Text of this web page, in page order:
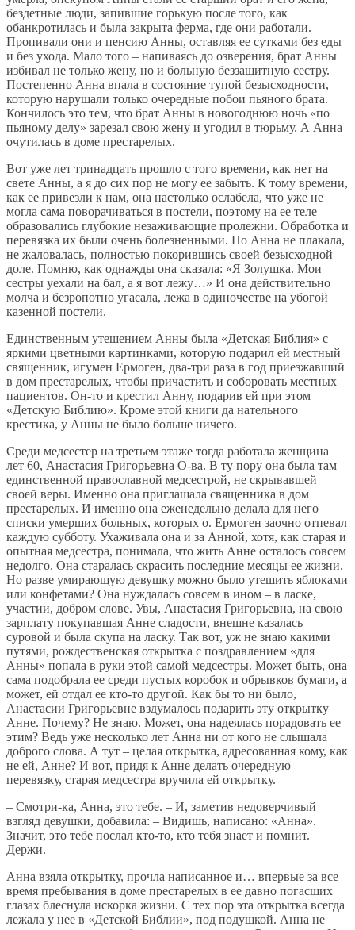
бездетные люди, запившие горькую после того, как
обанкротилась и была закрыта ферма, где они работали.
Пропивали они и пенсию Анны, оставляя ее сутками без еды
и без ухода. Мало того – напиваясь до озверения, брат Анны
избивал не только жену, но и больную беззащитную сестру.
Постепенно Анна впала в состояние тупой безысходности,
которую нарушали только очередные побои пьяного брата.
Кончилось это тем, что брат Анны в новогоднюю ночь «по
пьяному делу» зарезал свою жену и угодил в тюрьму. А Анна
очутилась в доме престарелых.
Вот уже лет тринадцать прошло с того времени, как нет на
свете Анны, а я до сих пор не могу ее забыть. К тому времени,
как ее привезли к нам, она настолько ослабела, что уже не
могла сама поворачиваться в постели, поэтому на ее теле
образовались глубокие незаживающие пролежни. Обработка и
перевязка их были очень болезненными. Но Анна не плакала,
не жаловалась, полностью покорившись своей безысходной
доле. Помню, как однажды она сказала: «Я Золушка. Мои
сестры уехали на бал, а я вот лежу…» И она действительно
молча и безропотно угасала, лежа в одиночестве на убогой
казенной постели.
Единственным утешением Анны была «Детская Библия» с
яркими цветными картинками, которую подарил ей местный
священник, игумен Ермоген, два-три раза в год приезжавший
в дом престарелых, чтобы причастить и соборовать местных
пациентов. Он-то и крестил Анну, подарив ей при этом
«Детскую Библию». Кроме этой книги да нательного
крестика, у Анны не было больше ничего.
Среди медсестер на третьем этаже тогда работала женщина
лет 60, Анастасия Григорьевна О-ва. В ту пору она была там
единственной православной медсестрой, не скрывавшей
своей веры. Именно она приглашала священника в дом
престарелых. И именно она еженедельно делала для него
списки умерших больных, которых о. Ермоген заочно отпевал
каждую субботу. Ухаживала она и за Анной, хотя, как старая и
опытная медсестра, понимала, что жить Анне осталось совсем
недолго. Она старалась скрасить последние месяцы ее жизни.
Но разве умирающую девушку можно было утешить яблоками
или конфетами? Она нуждалась совсем в ином – в ласке,
участии, добром слове. Увы, Анастасия Григорьевна, на свою
зарплату покупавшая Анне сладости, внешне казалась
суровой и была скупа на ласку. Так вот, уж не знаю какими
путями, рождественская открытка с поздравлением «для
Анны» попала в руки этой самой медсестры. Может быть, она
сама подобрала ее среди пустых коробок и обрывков бумаги, а
может, ей отдал ее кто-то другой. Как бы то ни было,
Анастасии Григорьевне вздумалось подарить эту открытку
Анне. Почему? Не знаю. Может, она надеялась порадовать ее
этим? Ведь уже несколько лет Анна ни от кого не слышала
доброго слова. А тут – целая открытка, адресованная кому, как
не ей, Анне? И вот, придя к Анне делать очередную
перевязку, старая медсестра вручила ей открытку.
– Смотри-ка, Анна, это тебе. – И, заметив недоверчивый
взгляд девушки, добавила: – Видишь, написано: «Анна».
Значит, это тебе послал кто-то, кто тебя знает и помнит.
Держи.
Анна взяла открытку, прочла написанное и… впервые за все
время пребывания в доме престарелых в ее давно погасших
глазах блеснула искорка жизни. С тех пор эта открытка всегда
лежала у нее в «Детской Библии», под подушкой. Анна не